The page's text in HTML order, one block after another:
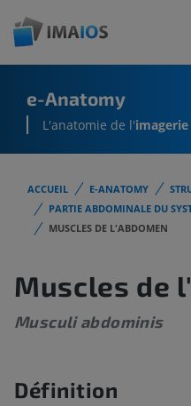
e-Anatomy
L'anatomie de l'imagerie
ACCUEIL E-ANATOMY
PARTIE ABDOMINALE DU
MUSCLES DE L'ABDOMEN
Muscles de
Musculi abdominis
Définition